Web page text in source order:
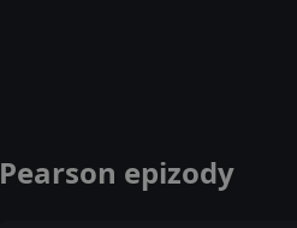
Pearson epizody